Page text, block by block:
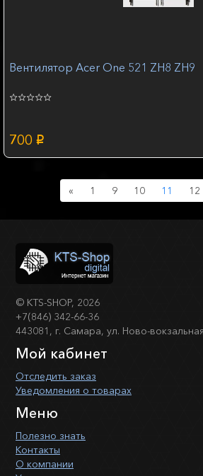
Вентилятор Acer One 521 ZH8 ZH9
700 p
«Previous
1 9 10 11 12
© KTS-SHOP, 2026
+7(846) 342-66-36
443081, г. Самара, ул. Ново-
Мой кабинет
Отследить заказ
Уведомления о товарах
Меню
Полезно знать
Контакты
О компании